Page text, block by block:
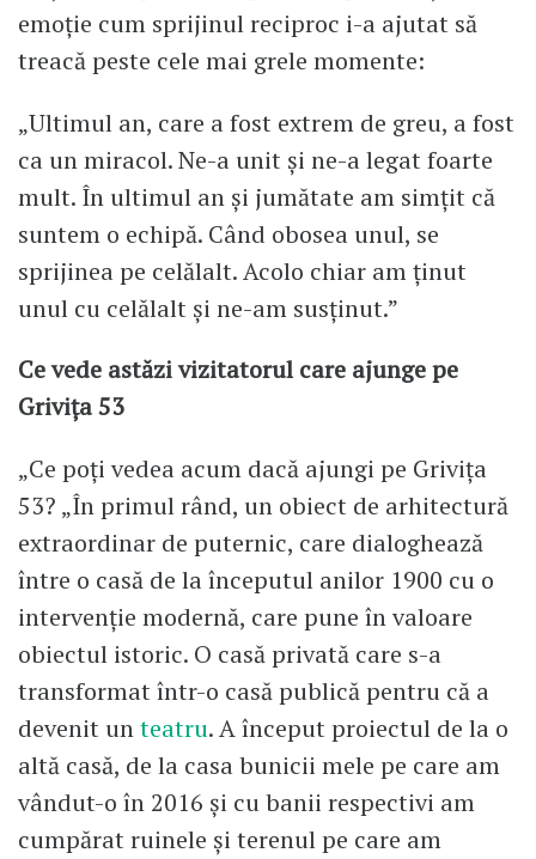
emoție cum sprijinul reciproc i-a ajutat să
treacă peste cele mai grele momente:
„Ultimul an, care a fost extrem de greu, a fost
ca un miracol. Ne-a unit și ne-a legat foarte
mult. În ultimul an și jumătate am simțit că
suntem o echipă. Când obosea unul, se
sprijinea pe celălalt. Acolo chiar am ținut
unul cu celălalt și ne-am susținut.”
Ce vede astăzi vizitatorul care ajunge pe
Grivița 53
„Ce poți vedea acum dacă ajungi pe Grivița
53? „În primul rând, un obiect de arhitectură
extraordinar de puternic, care dialoghează
între o casă de la începutul anilor 1900 cu o
intervenție modernă, care pune în valoare
obiectul istoric. O casă privată care s-a
transformat într-o casă publică pentru că a
devenit unteatru. A început proiectul de la o
altă casă, de la casa bunicii mele pe care am
vândut-o în 2016 și cu banii respectivi am
cumpărat ruinele și terenul pe care am